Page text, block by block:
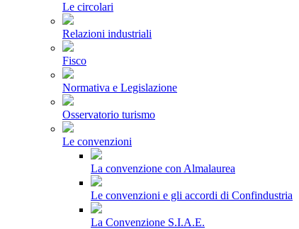
Le circolari
Relazioni industriali
Fisco
Normativa e Legislazione
Osservatorio turismo
Le convenzioni
La convenzione con Almalaurea
Le convenzioni e gli accordi di Confindustria
La Convenzione S.I.A.E.